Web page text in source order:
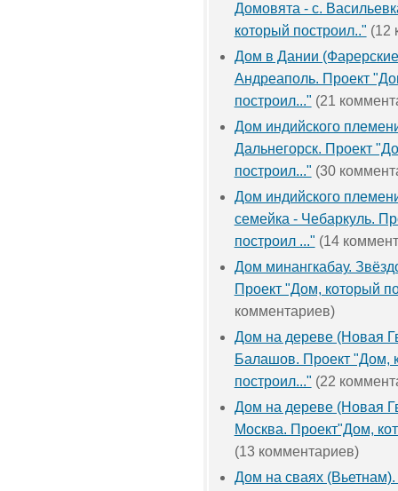
Домовята - с.
который построил.." (12
Дом в Дании
Андреаполь. Проект
построил..." (21
Дом индийского
Дальнегорск. Проект
построил..." (30
Дом индийского
семейка - Чебаркуль.
построил ..." (14
Дом минангкабау.
Проект "Дом, который
комментариев)
Дом на дереве (Новая
Балашов. Проект "Дом,
построил..." (22
Дом на дереве (Новая
Москва. Проект"Дом,
(13 комментариев)
Дом на сваях